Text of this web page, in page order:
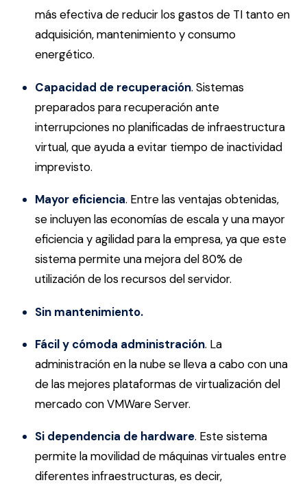
más efectiva de reducir los gastos de TI tanto en
adquisición, mantenimiento y consumo
energético.
Capacidad de recuperación. Sistemas
preparados para recuperación ante
interrupciones no planificadas de infraestructura
virtual, que ayuda a evitar tiempo de inactividad
imprevisto.
Mayor eficiencia. Entre las ventajas obtenidas,
se incluyen las economías de escala y una mayor
eficiencia y agilidad para la empresa, ya que este
sistema permite una mejora del 80% de
utilización de los recursos del servidor.
Sin mantenimiento.
Fácil y cómoda administración. La
administración en la nube se lleva a cabo con una
de las mejores plataformas de virtualización del
mercado con VMWare Server.
Si dependencia de hardware. Este sistema
permite la movilidad de máquinas virtuales entre
diferentes infraestructuras, es decir,